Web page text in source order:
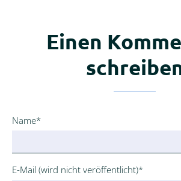
Einen
Pflichtfeld
Name*
Pflichtfeld
E-Mail (wird nicht veröffentlicht)*